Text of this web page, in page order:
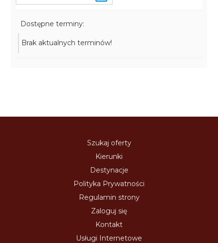
Dostępne terminy:
Brak aktualnych terminów!
Szukaj oferty
Kierunki
Destynacje
Polityka Prywatności
Regulamin strony
Zaloguj się
Kontakt
Usługi Internetowe